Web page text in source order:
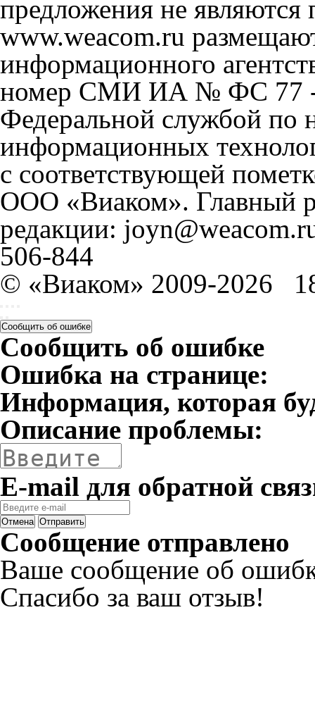
предложения не
www.weacom.ru
информационного
номер СМИ ИА № ФС 77 -
Федеральной службой по
информационных
с соответствующей
ООО «Виаком». Главный
редакции:
506-844
© «Виаком» 2009-2026
Сообщить об ошибке
Сообщить об ошибке
Ошибка на странице:
Информация, которая
Описание проблемы:
E-mail для обратной
Отмена Отправить
Сообщение отправлено
Ваше сообщение об
Спасибо за ваш отзыв!